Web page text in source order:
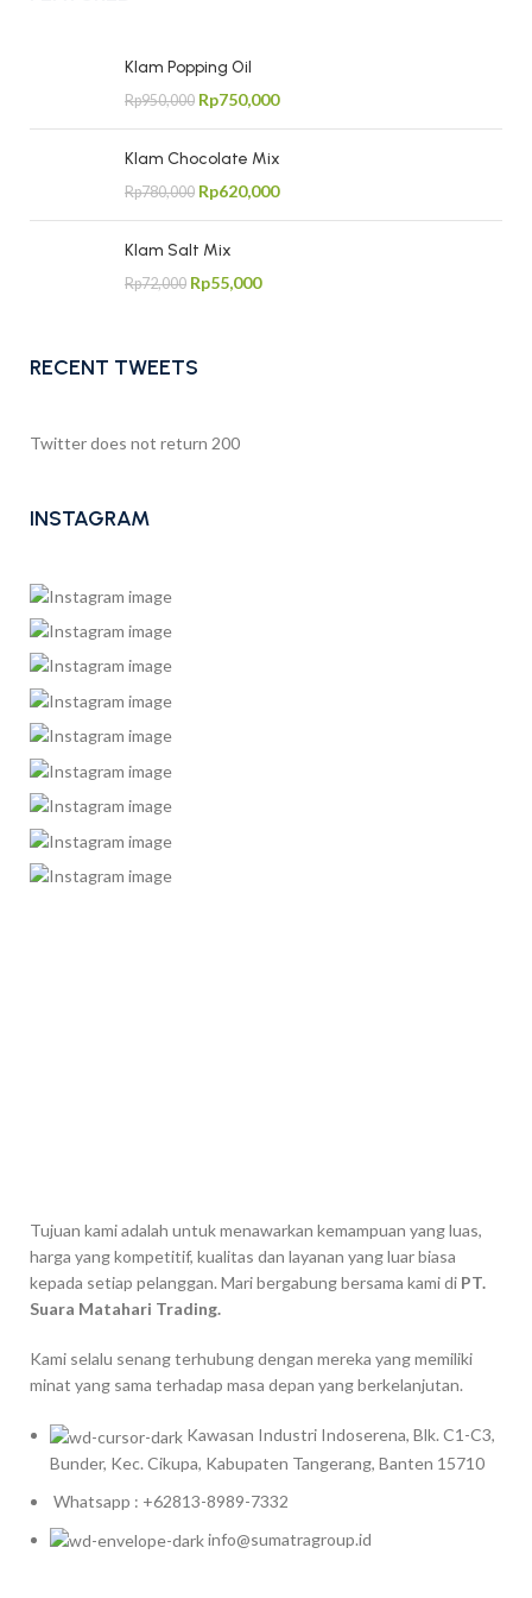
Klam Popping Oil
Rp950,000 Rp750,000
Klam Chocolate Mix
Rp780,000 Rp620,000
Klam Salt Mix
Rp72,000 Rp55,000
RECENT TWEETS
Twitter does not return 200
INSTAGRAM
Tujuan kami adalah untuk menawarkan kemampuan yang luas,
harga yang kompetitif, kualitas dan layanan yang luar biasa
kepada setiap pelanggan. Mari bergabung bersama kami di PT.
Suara Matahari Trading.
Kami selalu senang terhubung dengan mereka yang memiliki
minat yang sama terhadap masa depan yang berkelanjutan.
Kawasan Industri Indoserena, Blk. C1-C3,
Bunder, Kec. Cikupa, Kabupaten Tangerang, Banten 15710
Whatsapp : +62813-8989-7332
info@sumatragroup.id